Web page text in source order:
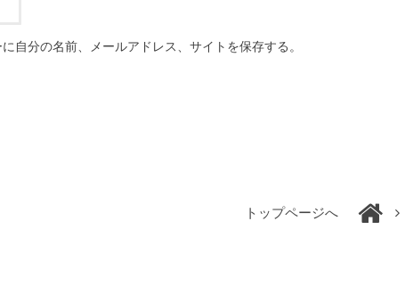
自分の名前、メールアドレス、サイトを保存する。
トップページへ